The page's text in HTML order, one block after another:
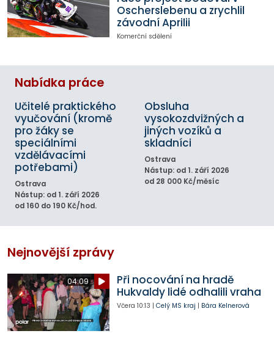
Oscherslebenu a zrychlil
závodní Aprilii
Komerční sdělení
Nabídka práce
Učitelé praktického
vyučování (kromě
pro žáky se
speciálními
vzdělávacími
potřebami)
Ostrava
Nástup: od 1. září 2026
od 160 do 190 Kč/hod.
Obsluha
vysokozdvižných a
jiných vozíků a
skladníci
Ostrava
Nástup: od 1. září 2026
od 28 000 Kč/měsíc
Nejnovější zprávy
04:09
Při nocování na hradě
Hukvaldy lidé odhalili vraha
Včera 10:13 | Celý MS kraj | Bára Kelnerová